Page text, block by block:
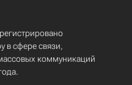
в сфере связи,
коммуникаций